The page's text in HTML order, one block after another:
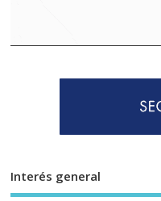
Interés general